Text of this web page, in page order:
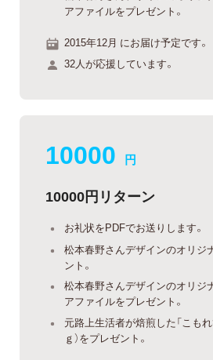
アファイルをプレゼント。
2015年12月 にお届け予定です。
32人が応援しています。
10000 円
10000円リターン
お礼状をPDFでお送りします。
松本春野さんデザインのオリジ
ント。
松本春野さんデザインのオリジ
アファイルをプレゼント。
元路上生活者が焙煎した「こもれ
ｇ）をプレゼント。